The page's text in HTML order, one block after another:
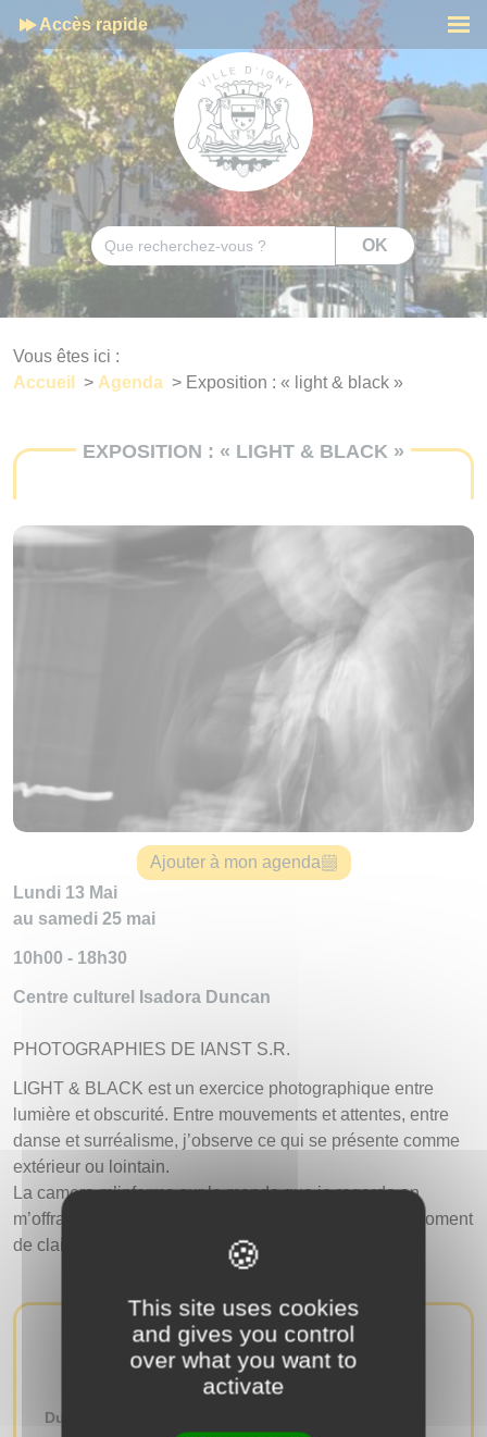
Accès rapide
Rechercher OK
Vous êtes ici :
Accueil
> Agenda > Exposition : « light & black »
EXPOSITION : « LIGHT & BLACK »
Ajouter à mon agenda
Lundi 13 Mai
au samedi 25 mai
10h00 - 18h30
Centre culturel Isadora Duncan
PHOTOGRAPHIES DE IANST S.R.
LIGHT & BLACK est un exercice photographique entre
lumière et obscurité. Entre mouvements et attentes, entre
danse et surréalisme, j’observe ce qui se présente comme
extérieur ou lointain.
La camera m’informe sur le monde que je regarde en
m’offrant ses images. L’obscurité peut se révéler un moment
de claire vision.
AUTRES ÉVÉNEMENTS
Du
Cookies management panel
This site uses cookies
and gives you control
over what you want to
activate